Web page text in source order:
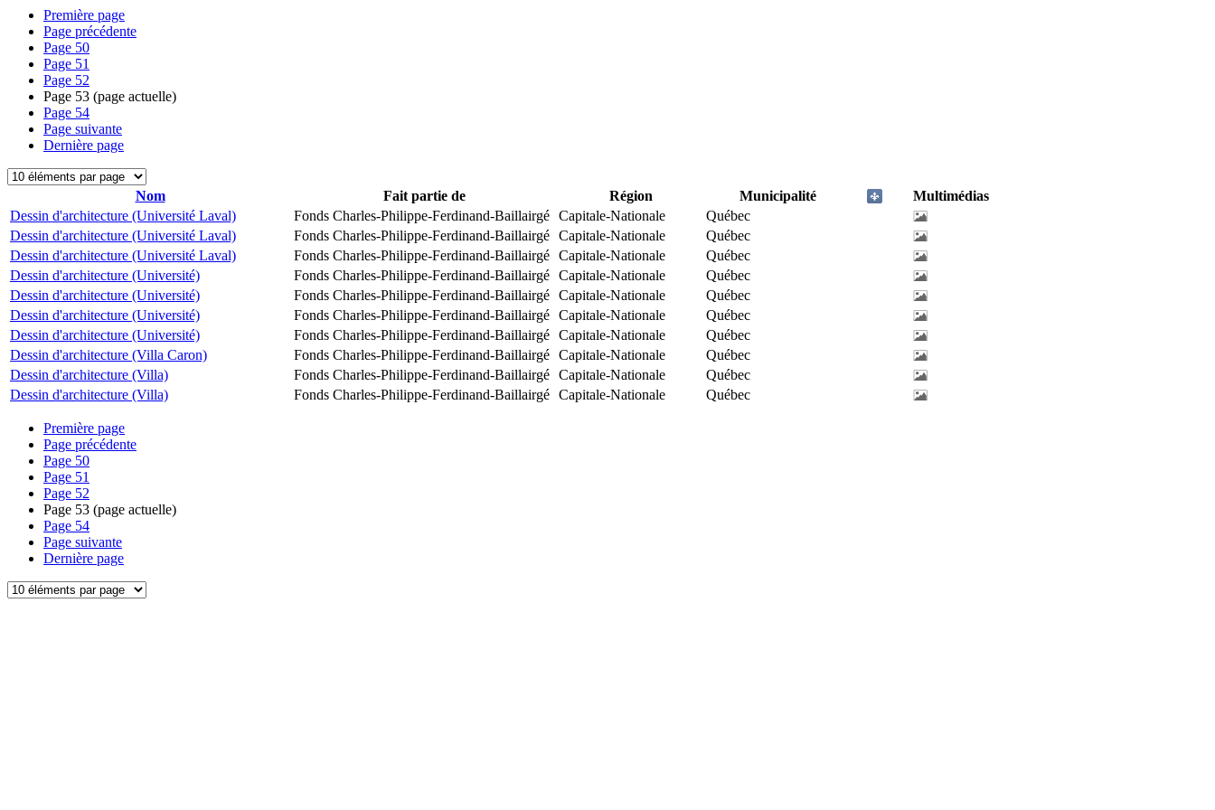
Première page
Page précédente
Page 50
Page 51
Page 52
Page 53 (page actuelle)
Page 54
Page suivante
Dernière page
Nom Fait partie de Région Municipalité
Multimédias
Dessin d'architecture (Université Laval)
Fonds Charles-Philippe-Ferdinand-Baillairgé Capitale-Nationale
Québec
Dessin d'architecture (Université Laval)
Fonds Charles-Philippe-Ferdinand-Baillairgé Capitale-Nationale
Québec
Dessin d'architecture (Université Laval)
Fonds Charles-Philippe-Ferdinand-Baillairgé Capitale-Nationale
Québec
Dessin d'architecture (Université)
Fonds Charles-Philippe-Ferdinand-Baillairgé Capitale-Nationale
Québec
Dessin d'architecture (Université)
Fonds Charles-Philippe-Ferdinand-Baillairgé Capitale-Nationale
Québec
Dessin d'architecture (Université)
Fonds Charles-Philippe-Ferdinand-Baillairgé Capitale-Nationale
Québec
Dessin d'architecture (Université)
Fonds Charles-Philippe-Ferdinand-Baillairgé Capitale-Nationale
Québec
Dessin d'architecture (Villa Caron)
Fonds Charles-Philippe-Ferdinand-Baillairgé Capitale-Nationale
Québec
Dessin d'architecture (Villa)
Fonds Charles-Philippe-Ferdinand-Baillairgé Capitale-Nationale
Québec
Dessin d'architecture (Villa)
Fonds Charles-Philippe-Ferdinand-Baillairgé Capitale-Nationale Québec
Première page
Page précédente
Page 50
Page 51
Page 52
Page 53 (page actuelle)
Page 54
Page suivante
Dernière page